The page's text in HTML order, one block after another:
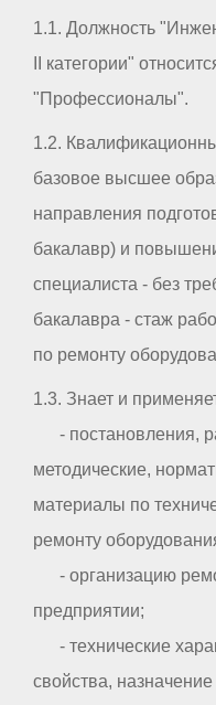
1.1. Должность
II категории"
"Профессионалы".
1.2.
базовое высшее
направления
бакалавр) и
специалиста - без
бакалавра - стаж
по ремонту
1.3. Знает и
- постановления,
методические,
материалы по
ремонту
- организацию
предприятии;
- технические
свойства,